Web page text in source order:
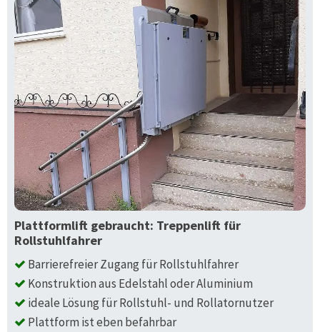
Plattformlift gebraucht: Treppenlift für
Rollstuhlfahrer
Barrierefreier Zugang für Rollstuhlfahrer
Konstruktion aus Edelstahl oder Aluminium
ideale Lösung für Rollstuhl- und Rollatornutzer
Plattform ist eben befahrbar